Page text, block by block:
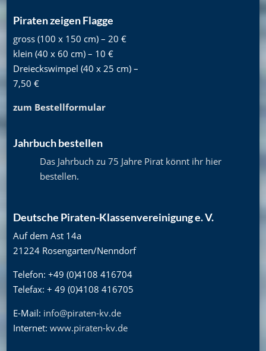
Piraten zeigen Flagge
gross (100 x 150 cm) – 20 €
klein (40 x 60 cm) – 10 €
Dreieckswimpel (40 x 25 cm) –
7,50 €
zum Bestellformular
Jahrbuch bestellen
Das Jahrbuch zu 75 Jahre Pirat könnt ihr hier
bestellen.
Deutsche Piraten-Klassenvereinigung e. V.
Auf dem Ast 14a
21224 Rosengarten/Nenndorf
Telefon: +49 (0)4108 416704
Telefax: + 49 (0)4108 416705
E-Mail: info@piraten-kv.de
Internet: www.piraten-kv.de